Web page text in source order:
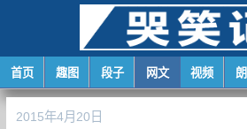
首页 趣图 段子 网文 视频
2015年4月20日